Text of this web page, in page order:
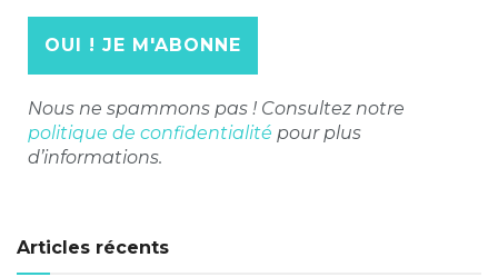
Nous ne spammons pas ! Consultez notre
politique de confidentialité pour plus
d’informations.
Articles récents